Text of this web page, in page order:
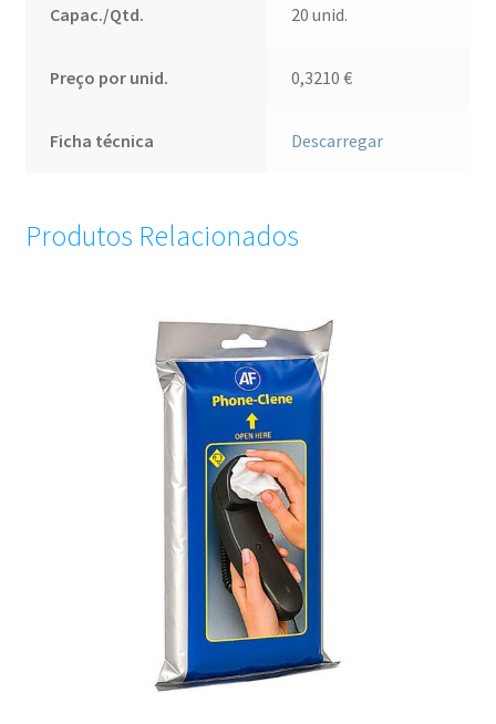
Capac./Qtd. 20 unid.
Preço por unid. 0,3210€
Ficha técnica Descarregar
Produtos Relacionados